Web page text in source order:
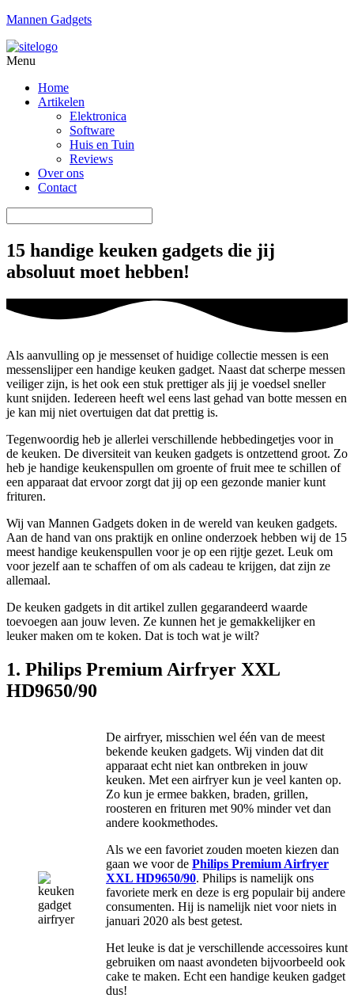
Mannen Gadgets
Menu
Home
Artikelen
Elektronica
Software
Huis en Tuin
Reviews
Over ons
Contact
15 handige keuken gadgets die jij
absoluut moet hebben!
Als aanvulling op je messenset of huidige collectie messen is een
messenslijper een handige keuken gadget. Naast dat scherpe messen
veiliger zijn, is het ook een stuk prettiger als jij je voedsel sneller
kunt snijden. Iedereen heeft wel eens last gehad van botte messen en
je kan mij niet overtuigen dat dat prettig is.
Tegenwoordig heb je allerlei verschillende hebbedingetjes voor in
de keuken. De diversiteit van keuken gadgets is ontzettend groot. Zo
heb je handige keukenspullen om groente of fruit mee te schillen of
een apparaat dat ervoor zorgt dat jij op een gezonde manier kunt
frituren.
Wij van Mannen Gadgets doken in de wereld van keuken gadgets.
Aan de hand van ons praktijk en online onderzoek hebben wij de 15
meest handige keukenspullen voor je op een rijtje gezet. Leuk om
voor jezelf aan te schaffen of om als cadeau te krijgen, dat zijn ze
allemaal.
De keuken gadgets in dit artikel zullen gegarandeerd waarde
toevoegen aan jouw leven. Ze kunnen het je gemakkelijker en
leuker maken om te koken. Dat is toch wat je wilt?
1. Philips Premium Airfryer XXL
HD9650/90
De airfryer, misschien wel één van de meest
bekende keuken gadgets. Wij vinden dat dit
apparaat echt niet kan ontbreken in jouw
keuken. Met een airfryer kun je veel kanten op.
Zo kun je ermee bakken, braden, grillen,
roosteren en frituren met 90% minder vet dan
andere kookmethodes.
Als we een favoriet zouden moeten kiezen dan
gaan we voor de Philips Premium Airfryer
XXL HD9650/90. Philips is namelijk ons
favoriete merk en deze is erg populair bij andere
consumenten. Hij is namelijk niet voor niets in
januari 2020 als best getest.
Het leuke is dat je verschillende accessoires kunt
gebruiken om naast avondeten bijvoorbeeld ook
cake te maken. Echt een handige keuken gadget
dus!